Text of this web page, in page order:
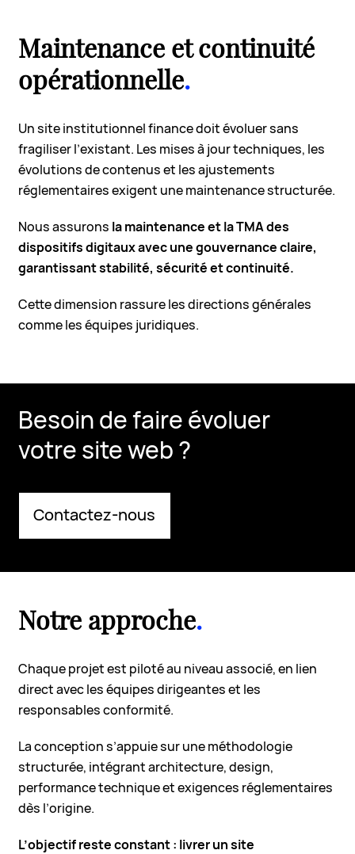
Maintenance et continuité
opérationnelle.
Un site institutionnel finance doit évoluer sans
fragiliser l’existant. Les mises à jour techniques, les
évolutions de contenus et les ajustements
réglementaires exigent une maintenance structurée.
Nous assurons la maintenance et la TMA des
dispositifs digitaux avec une gouvernance claire,
garantissant stabilité, sécurité et continuité.
Cette dimension rassure les directions générales
comme les équipes juridiques.
Besoin de faire évoluer
votre site web ?
Contactez-nous
Notre approche.
Chaque projet est piloté au niveau associé, en lien
direct avec les équipes dirigeantes et les
responsables conformité.
La conception s’appuie sur une méthodologie
structurée, intégrant architecture, design,
performance technique et exigences réglementaires
dès l’origine.
L’objectif reste constant : livrer un site